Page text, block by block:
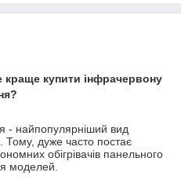
краще купити інфрачервону
- найпопулярніший вид
Тому, дуже часто постає
обігрівачів панельного
моделей.